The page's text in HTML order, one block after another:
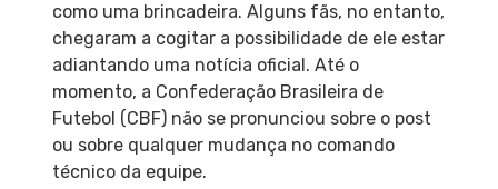
como uma brincadeira. Alguns fãs, no entanto,
chegaram a cogitar a possibilidade de ele estar
adiantando uma notícia oficial. Até o
momento, a Confederação Brasileira de
Futebol (CBF) não se pronunciou sobre o post
ou sobre qualquer mudança no comando
técnico da equipe.